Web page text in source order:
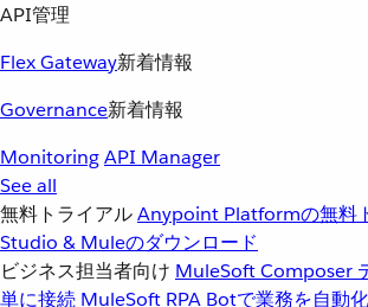
API管理
Flex Gateway新着情報
Governance新着情報
MonitoringAPI Manager
See all
無料トライアルAnypoint Platformの無料
Studio & Muleのダウンロード
ビジネス担当者向け MuleSoft Composer
単に接続 MuleSoft RPA Botで業務を自動化